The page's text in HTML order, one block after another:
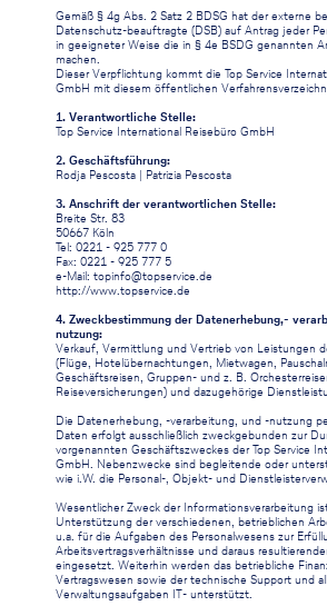
Gemäß § 4g Abs. 2 Satz 2 BDSG hat der externe
Datenschutz-beauftragte (DSB) auf Antrag jeder
in geeigneter Weise die in § 4e BSDG genannten
machen.
Dieser Verpflichtung kommt die Top Service
GmbH mit diesem öffentlichen
1. Verantwortliche Stelle:
Top Service International Reisebüro GmbH
2. Geschäftsführung:
Rodja Pescosta | Patrizia Pescosta
3. Anschrift der verantwortlichen Stelle:
Breite Str. 83
50667 Köln
Tel: 0221 - 925 777 0
Fax: 0221 - 925 777 5
e-Mail: topinfo@topservice.de
http://www.topservice.de
4. Zweckbestimmung der Datenerhebung,-
nutzung:
Verkauf, Vermittlung und Vertrieb von Leistungen
(Flüge, Hotelübernachtungen, Mietwagen,
Geschäftsreisen, Gruppen- und z. B.
Reiseversicherungen) und dazugehörige
Die Datenerhebung, -verarbeitung, und -nutzung
Daten erfolgt ausschließlich zweckgebunden zur
vorgenannten Geschäftszweckes der Top Service
GmbH. Nebenzwecke sind begleitende oder
wie i.W. die Personal-, Objekt- und
Wesentlicher Zweck der Informationsverarbeitung
Unterstützung der verschiedenen, betrieblichen
u.a. für die Aufgaben des Personalwesens zur
Arbeitsvertragsverhältnisse und daraus
eingesetzt. Weiterhin werden das betriebliche
Vertragswesen sowie der technische Support und
Verwaltungsaufgaben IT- unterstützt.